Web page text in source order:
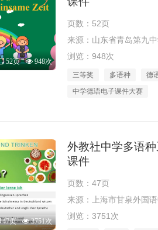
52页 948次
页数：52页
来源：山东省青岛第九
浏览：948次
三等奖 多语种
德
中学德语电子课件大赛
47页 3751次
外教社中学多语
课件
页数：47页
来源：上海市甘泉外国
浏览：3751次